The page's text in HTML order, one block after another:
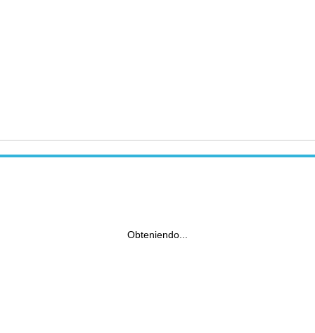
Obteniendo...